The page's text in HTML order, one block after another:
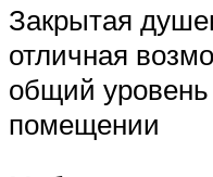
Закрытая
отличная
общий
помещении